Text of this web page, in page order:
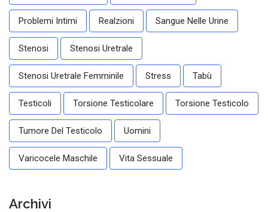
Problemi Intimi Realzioni Sangue Nelle Urine
Stenosi Stenosi Uretrale
Stenosi Uretrale Femminile Stress Tabù
Testicoli Torsione Testicolare Torsione Testicolo
Tumore Del Testicolo Uomini
Varicocele Maschile Vita Sessuale
Archivi